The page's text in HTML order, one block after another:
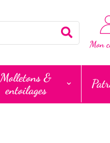
Mon
Molletons &
entoilages